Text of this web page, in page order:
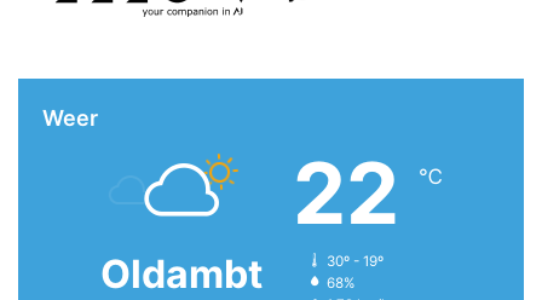
Weer
Oldambt
22 ℃
30º - 19º
68%